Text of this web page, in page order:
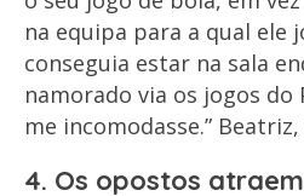
na equipa para a qual ele
conseguia estar na sala
namorado via os jogos do
me incomodasse.”
4. Os opostos atraem